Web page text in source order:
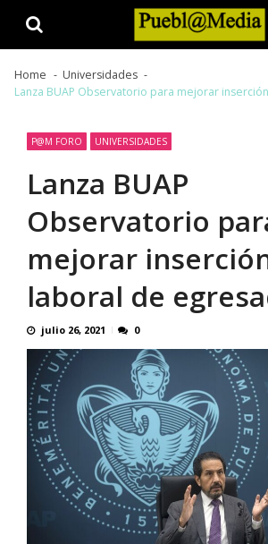
Home
Universidades
Lanza BUAP Observatorio para mejorar
P@M FORO UNIVERSIDADES
Lanza BUAP
Observatorio
mejorar
laboral de
julio 26, 2021 0